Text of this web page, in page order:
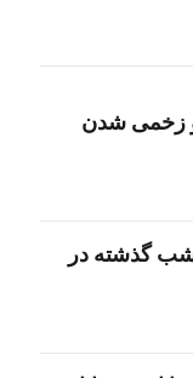
و زخمی شدن
شب گذشته در